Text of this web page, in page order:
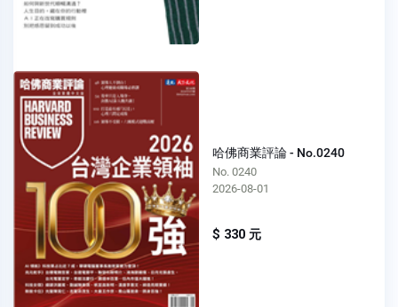
哈佛商業評論 - No.0240
No. 0240
2026-08-01
$ 330 元